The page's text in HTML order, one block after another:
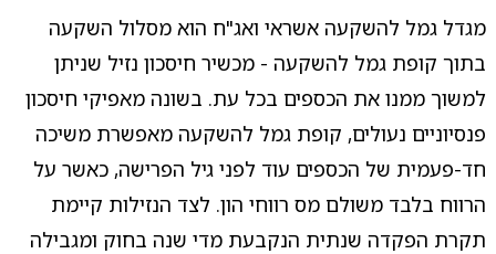
מגדל גמל להשקעה אשראי ואג"ח הוא מסלול השקעה
בתוך קופת גמל להשקעה - מכשיר חיסכון נזיל שניתן
למשוך ממנו את הכספים בכל עת. בשונה מאפיקי חיסכון
פנסיוניים נעולים, קופת גמל להשקעה מאפשרת משיכה
חד-פעמית של הכספים עוד לפני גיל הפרישה, כאשר על
הרווח בלבד משולם מס רווחי הון. לצד הנזילות קיימת
תקרת הפקדה שנתית הנקבעת מדי שנה בחוק ומגבילה